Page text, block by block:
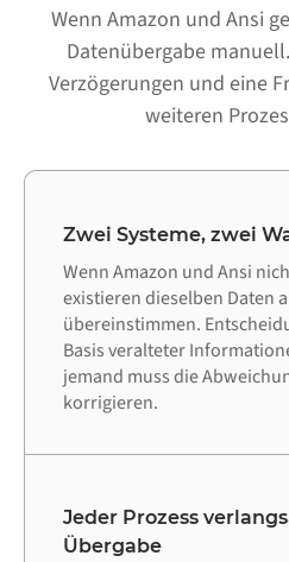
Wenn Amazon und Ansi
Datenübergabe
Verzögerungen und eine
weiteren
Zwei Systeme, zwei
Wenn Amazon und Ansi
existieren dieselben Daten
übereinstimmen.
Basis veralteter
jemand muss die
korrigieren.
Jeder Prozess
Übergabe